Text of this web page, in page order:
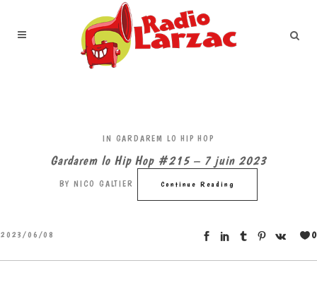
IN GARDAREM LO HIP HOP
Gardarem lo Hip Hop #215 – 7 juin 2023
BY NICO GALTIER Continue Reading
2023/06/08 0